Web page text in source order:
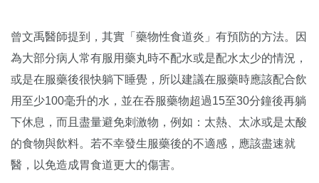
曾文禹醫師提到，其實「藥物性食道炎」有預防的方法。因
為大部分病人常有服用藥丸時不配水或是配水太少的情況，
或是在服藥後很快躺下睡覺，所以建議在服藥時應該配合飲
用至少100毫升的水，並在吞服藥物超過15至30分鐘後再躺
下休息，而且盡量避免刺激物，例如：太熱、太冰或是太酸
的食物與飲料。若不幸發生服藥後的不適感，應該盡速就
醫，以免造成胃食道更大的傷害。